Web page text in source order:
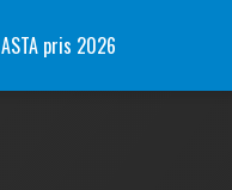
ASTA pris 2026